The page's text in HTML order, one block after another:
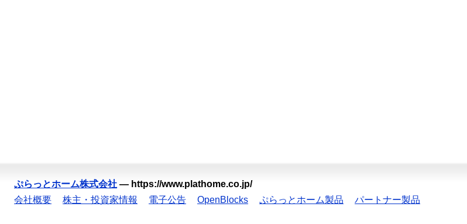
ぷらっとホーム株式会社 — https://www.plathome.co.jp/
会社概要
株主・投資家情報 電子公告 OpenBlocks ぷらっとホーム製品 パートナー製品